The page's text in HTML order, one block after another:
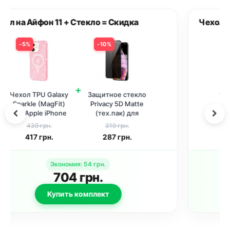
Чехол на Айфон 11 + Стекло = Скидка
Чехол TPU Galaxy
Sparkle (MagFit)
для Apple iPhone
Защитное 2.5D
стекло King Kong
Экономия
794
Купить комплект